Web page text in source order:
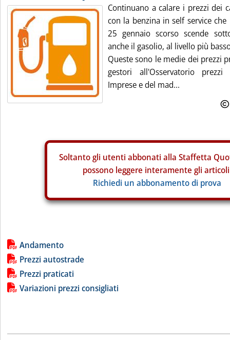
Continuano a calare i prezzi dei
con la benzina in self service
25 gennaio scorso scende
anche il gasolio, al livello più
Queste sono le medie dei prezzi
gestori all'Osservatorio
Imprese e del mad...
Soltanto gli utenti abbonati alla Staffetta
possono leggere interamente gli
Richiedi un abbonamento di prova
Lista allegati PDF alla notizia
Andamento
Prezzi autostrade
Prezzi praticati
Variazioni prezzi consigliati